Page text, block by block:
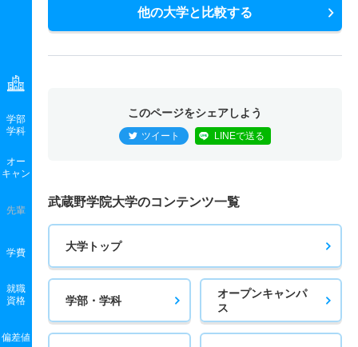
学部
学科
オー
キャン
先輩
学費
就職
資格
偏差値
他の大学と比較する
このページをシェアしよう
ツイート LINEで送る
武蔵野学院大学のコンテンツ一覧
大学トップ
学部・学科
オープンキャンパ
ス